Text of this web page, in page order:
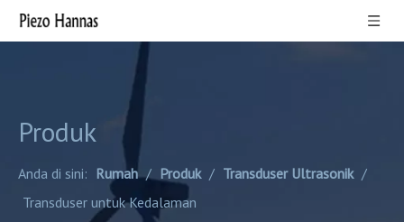
Produk
Anda di sini: Rumah / Produk / Transduser Ultrasonik /
Transduser untuk Kedalaman